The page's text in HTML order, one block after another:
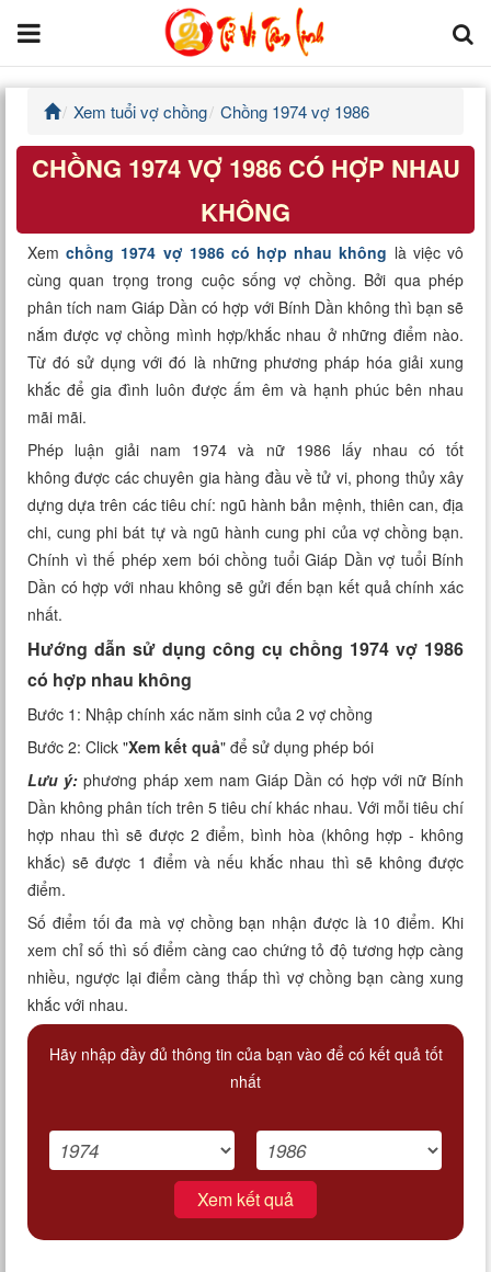
Trang chủ
Tử Vi Đẩu Số
Tử Vi 12 Con Giáp
Phong thủy
Kinh Dịch
Văn Hoa Tâm linh
Xem ngày
Xem tuổi
Xem bói
Tướng số
Cung hoàng đạo
Xem tuổi vợ chồng Chồng 1974 vợ 1986
CHỒNG 1974 VỢ 1986 CÓ HỢP NHAU
KHÔNG
Xem chồng 1974 vợ 1986 có hợp nhau không là việc vô
cùng quan trọng trong cuộc sống vợ chồng. Bởi qua phép
phân tích nam Giáp Dần có hợp với Bính Dần không thì bạn sẽ
nắm được vợ chồng mình hợp/khắc nhau ở những điểm nào.
Từ đó sử dụng với đó là những phương pháp hóa giải xung
khắc để gia đình luôn được ấm êm và hạnh phúc bên nhau
mãi mãi.
Phép luận giải nam 1974 và nữ 1986 lấy nhau có tốt
không được các chuyên gia hàng đầu về tử vi, phong thủy xây
dựng dựa trên các tiêu chí: ngũ hành bản mệnh, thiên can, địa
chi, cung phi bát tự và ngũ hành cung phi của vợ chồng bạn.
Chính vì thế phép xem bói chồng tuổi Giáp Dần vợ tuổi Bính
Dần có hợp với nhau không sẽ gửi đến bạn kết quả chính xác
nhất.
Hướng dẫn sử dụng công cụ chồng 1974 vợ 1986
có hợp nhau không
Bước 1: Nhập chính xác năm sinh của 2 vợ chồng
Bước 2: Click "Xem kết quả" để sử dụng phép bói
Lưu ý: phương pháp xem nam Giáp Dần có hợp với nữ Bính
Dần không phân tích trên 5 tiêu chí khác nhau. Với mỗi tiêu chí
hợp nhau thì sẽ được 2 điểm, bình hòa (không hợp - không
khắc) sẽ được 1 điểm và nếu khắc nhau thì sẽ không được
điểm.
Số điểm tối đa mà vợ chồng bạn nhận được là 10 điểm. Khi
xem chỉ số thì số điểm càng cao chứng tỏ độ tương hợp càng
nhiều, ngược lại điểm càng thấp thì vợ chồng bạn càng xung
khắc với nhau.
Hãy nhập đầy đủ thông tin của bạn vào để có kết quả tốt
nhất
Xem kết quả